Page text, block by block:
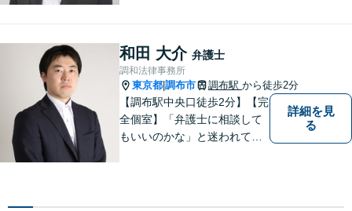
和田 大介 弁護士
調和法律事務所
東京都 調布市 調布駅 から徒歩2分
【調布駅中央口徒歩2分】【完
全個室】「弁護士に相談して
もいいのかな」と迷われてい
安」を「安心」に変えられる
詳細を見
る